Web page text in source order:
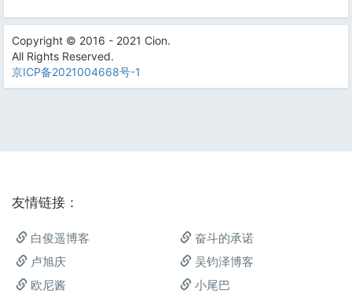
Copyright © 2016 - 2021 Cion.
All Rights Reserved.
京ICP备2021004668号-1
友情链接：
白俊遥博客
奋斗的承诺
卢旭庆
吴钧泽博客
欧尼酱
小尾巴